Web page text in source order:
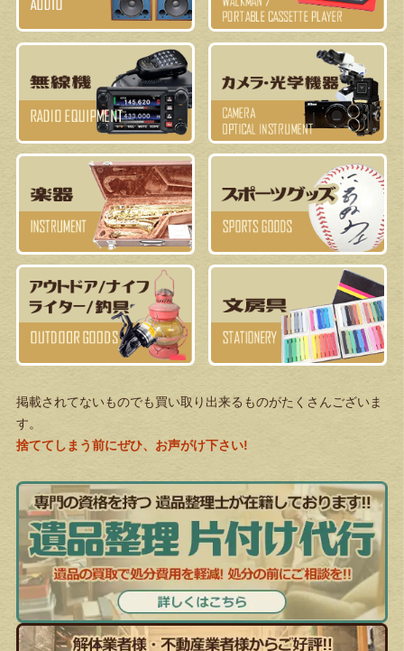
掲載されてないものでも買い取り出来るものがたくさんございま
す。
捨ててしまう前にぜひ、お声がけ下さい!